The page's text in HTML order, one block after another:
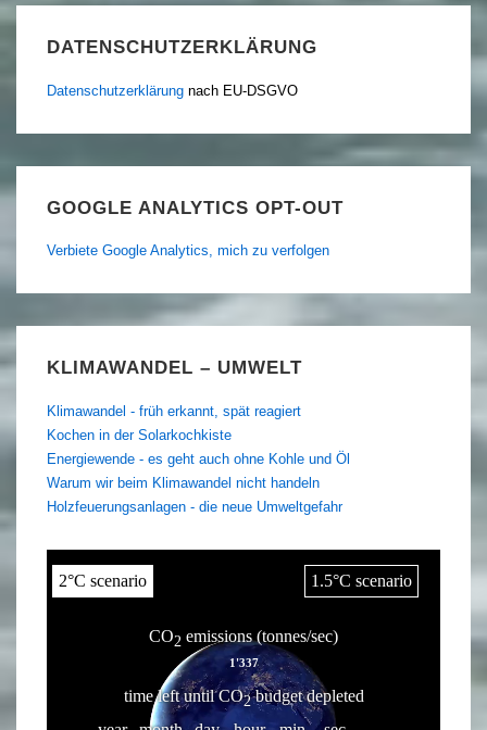
DATENSCHUTZERKLÄRUNG
Datenschutzerklärung nach EU-DSGVO
GOOGLE ANALYTICS OPT-OUT
Verbiete Google Analytics, mich zu verfolgen
KLIMAWANDEL – UMWELT
Klimawandel - früh erkannt, spät reagiert
Kochen in der Solarkochkiste
Energiewende - es geht auch ohne Kohle und Öl
Warum wir beim Klimawandel nicht handeln
Holzfeuerungsanlagen - die neue Umweltgefahr